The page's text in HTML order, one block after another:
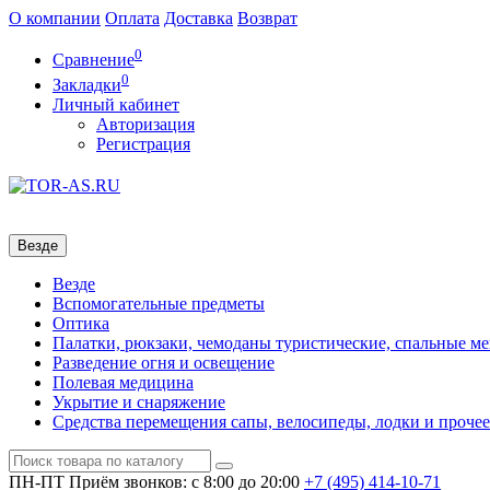
О компании Оплата Доставка Возврат
Сравнение0
Закладки0
Личный кабинет
Авторизация
Регистрация
Везде
Везде
Вспомогательные предметы
Оптика
Палатки, рюкзаки, чемоданы туристические, спальные
Разведение огня и освещение
Полевая медицина
Укрытие и снаряжение
Средства перемещения сапы, велосипеды, лодки и прочее
ПН-ПТ Приём звонков: с 8:00 до 20:00 +7 (495) 414-10-71